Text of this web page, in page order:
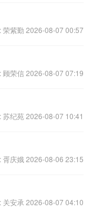
荣紫勤 2026-08-07 00:57
顾荣信 2026-08-07 07:19
苏纪苑 2026-08-07 10:41
胥庆娥 2026-08-06 23:15
关安承 2026-08-07 04:10